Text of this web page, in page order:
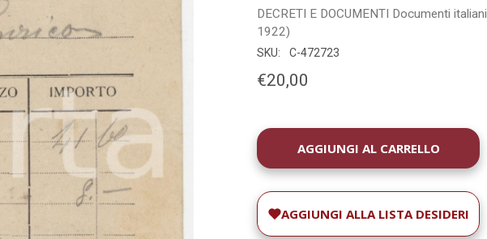
DECRETI E DOCUMENTI Documenti italiani
1922)
SKU: C-472723
€20,00
DISPONIBILITÀ
ATTUALE:
AGGIUNGI ALLA LISTA DESIDERI